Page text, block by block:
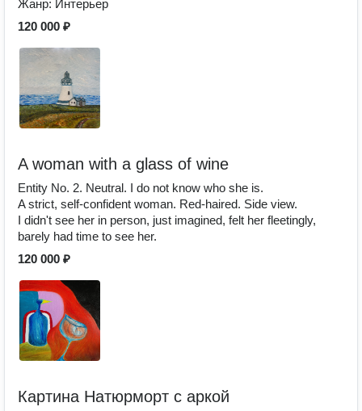
Жанр: Интерьер
120 000 ₽
A woman with a glass of wine
Entity No. 2. Neutral. I do not know who she is.
A strict, self-confident woman. Red-haired. Side view.
I didn't see her in person, just imagined, felt her fleetingly,
barely had time to see her.
120 000 ₽
Картина Натюрморт с аркой